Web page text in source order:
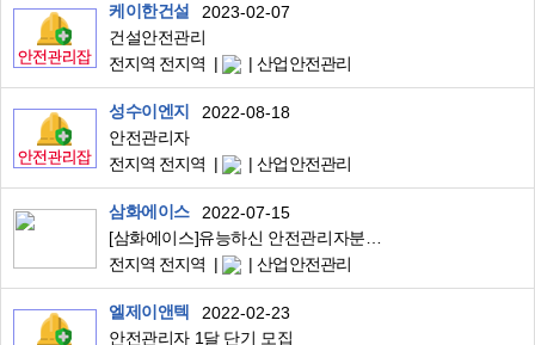
케이한건설
2023-02-07
건설안전관리
전지역 전지역
산업안전관리
성수이엔지
2022-08-18
안전관리자
전지역 전지역
산업안전관리
삼화에이스
2022-07-15
전지역 전지역
산업안전관리
엘제이앤텍
2022-02-23
안전관리자 1달 단기 모집